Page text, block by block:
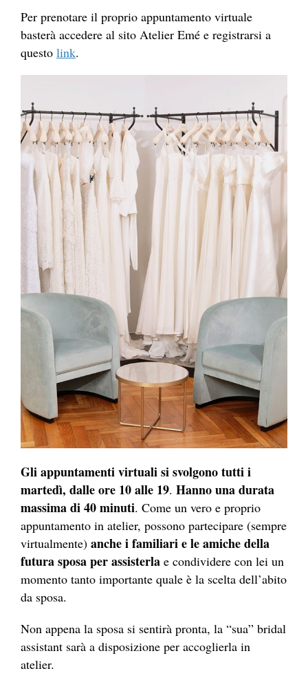
Per prenotare il proprio appuntamento virtuale
basterà accedere al sito Atelier Emé e registrarsi a
questo link.
Gli appuntamenti virtuali si svolgono tutti i
martedì, dalle ore 10 alle 19. Hanno una durata
massima di 40 minuti. Come un vero e proprio
appuntamento in atelier, possono partecipare (sempre
virtualmente) anche i familiari e le amiche della
futura sposa per assisterla e condividere con lei un
momento tanto importante quale è la scelta dell’abito
da sposa.
Non appena la sposa si sentirà pronta, la “sua” bridal
assistant sarà a disposizione per accoglierla in
atelier.